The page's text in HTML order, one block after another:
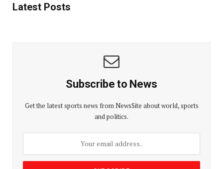
Latest Posts
Subscribe to News
Get the latest sports news from NewsSite about world, sports
and politics.